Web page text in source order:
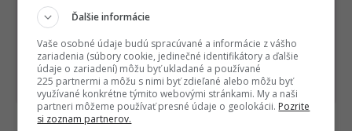
Dostaň Fontech do svojich Google
odporúčaní
Pridať ako preferovaný zdroj
Fontech, odkaz sa otvorí v
Ďalšie informácie
Vaše osobné údaje budú spracúvané a informácie z vášho
zariadenia (súbory cookie, jedinečné identifikátory a ďalšie
údaje o zariadení) môžu byť ukladané a používané
225 partnermi a môžu s nimi byť zdieľané alebo môžu byť
využívané konkrétne týmito webovými stránkami. My a naši
partneri môžeme používať presné údaje o geolokácii. Pozrite
si zoznam partnerov.